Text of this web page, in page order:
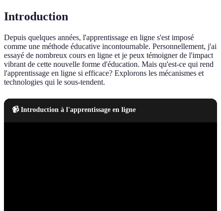
Introduction
Depuis quelques années, l'apprentissage en ligne s'est imposé
comme une méthode éducative incontournable. Personnellement, j'ai
essayé de nombreux cours en ligne et je peux témoigner de l'impact
vibrant de cette nouvelle forme d'éducation. Mais qu'est-ce qui rend
l'apprentissage en ligne si efficace? Explorons les mécanismes et
technologies qui le sous-tendent.
📹 Introduction à l'apprentissage en ligne